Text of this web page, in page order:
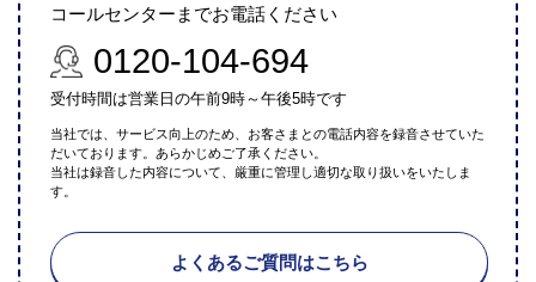
コールセンターまでお電話ください
0120-104-694
受付時間は営業日の午前9時～午後5時です
当社では、サービス向上のため、お客さまとの電話内容を録音させていた
だいております。あらかじめご了承ください。
当社は録音した内容について、厳重に管理し適切な取り扱いをいたしま
す。
よくあるご質問はこちら